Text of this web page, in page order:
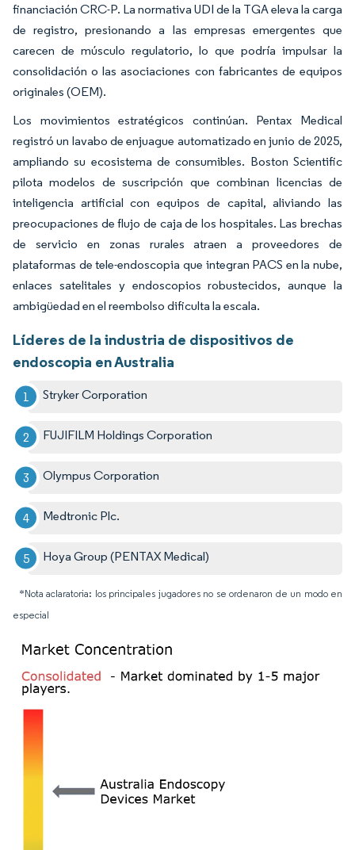
financiación CRC-P. La normativa UDI de la TGA eleva la carga
de registro, presionando a las empresas emergentes que
carecen de músculo regulatorio, lo que podría impulsar la
consolidación o las asociaciones con fabricantes de equipos
originales (OEM).
Los movimientos estratégicos continúan. Pentax Medical
registró un lavabo de enjuague automatizado en junio de 2025,
ampliando su ecosistema de consumibles. Boston Scientific
pilota modelos de suscripción que combinan licencias de
inteligencia artificial con equipos de capital, aliviando las
preocupaciones de flujo de caja de los hospitales. Las brechas
de servicio en zonas rurales atraen a proveedores de
plataformas de tele-endoscopia que integran PACS en la nube,
enlaces satelitales y endoscopios robustecidos, aunque la
ambigüedad en el reembolso dificulta la escala.
Líderes de la industria de dispositivos de
endoscopia en Australia
Stryker Corporation
FUJIFILM Holdings Corporation
Olympus Corporation
Medtronic Plc.
Hoya Group (PENTAX Medical)
*Nota aclaratoria: los principales jugadores no se ordenaron de un modo en
especial